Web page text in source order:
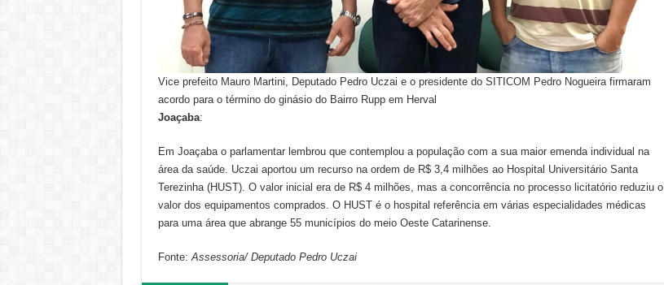
Vice prefeito Mauro Martini, Deputado Pedro Uczai e o presidente do SITICOM Pedro Nogueira firmaram
acordo para o término do ginásio do Bairro Rupp em Herval
Joaçaba:
Em Joaçaba o parlamentar lembrou que contemplou a população com a sua maior emenda individual na
área da saúde. Uczai aportou um recurso na ordem de R$ 3,4 milhões ao Hospital Universitário Santa
Terezinha (HUST). O valor inicial era de R$ 4 milhões, mas a concorrência no processo licitatório reduziu o
valor dos equipamentos comprados. O HUST é o hospital referência em várias especialidades médicas
para uma área que abrange 55 municípios do meio Oeste Catarinense.
Fonte:Assessoria/ Deputado Pedro Uczai